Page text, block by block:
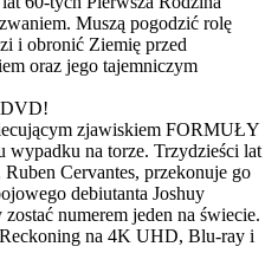
Muszą pogodzić rolę
i obronić Ziemię przed
oraz jego tajemniczym
zjawiskiem FORMUŁY
wypadku na torze. Trzydzieści lat
Cervantes, przekonuje go
debiutanta Joshuy
zostać numerem jeden na świecie.
na 4K UHD, Blu-ray i